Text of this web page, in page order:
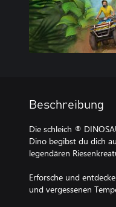
Beschreibung
Die schleich ®
Dino begibst du dich
legendären
Erforsche und
und vergessenen